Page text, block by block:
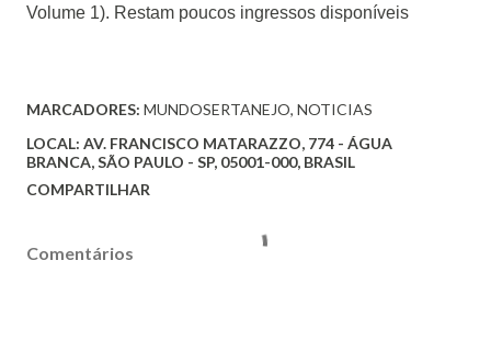
Volume 1). Restam poucos ingressos disponíveis
MARCADORES: MUNDOSERTANEJO NOTICIAS
LOCAL: AV. FRANCISCO MATARAZZO, 774 - ÁGUA
BRANCA, SÃO PAULO - SP, 05001-000, BRASIL
COMPARTILHAR
Comentários